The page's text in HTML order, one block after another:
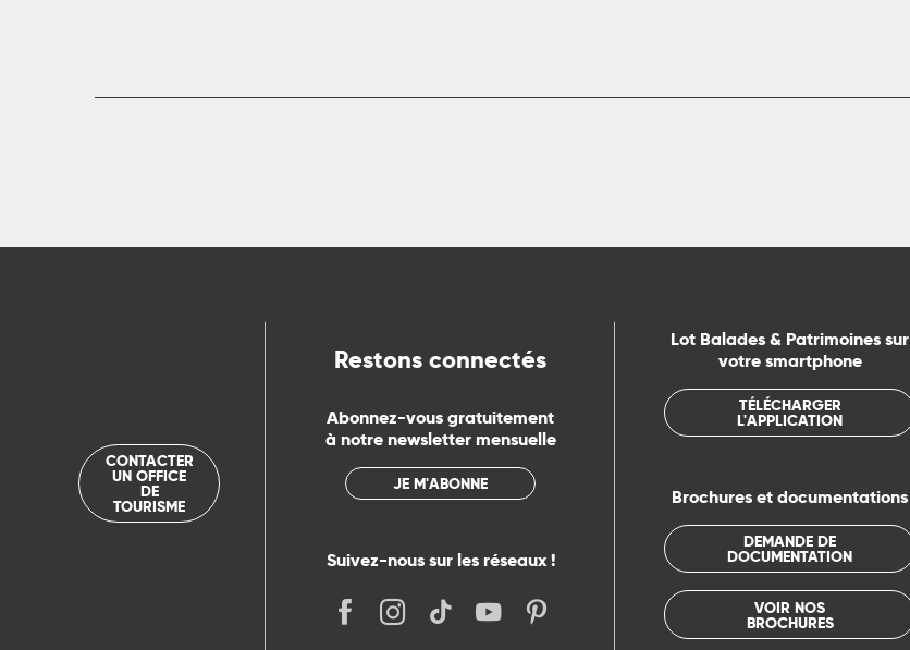
CONTACTER
UN OFFICE
DE
TOURISME
Restons connectés
Abonnez-vous gratuitement
à notre newsletter mensuelle
JE M'ABONNE
Suivez-nous sur les réseaux !
Lot Balades & Patrimoines sur
votre smartphone
TÉLÉCHARGER
L'APPLICATION
Brochures et documentations
DEMANDE DE
DOCUMENTATION
VOIR NOS
BROCHURES